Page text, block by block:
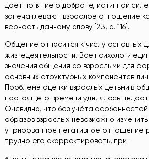
дает понятие о доброте, истинной
запечатлевают взрослое отношение
верность данному слову [23, с. 116].
Общение относится к числу основных
жизнедеятельности. Все психологи
значения общения со взрослыми для
основных структурных компонентов
Проблеме оценки взрослых детьми в
настоящего времени уделялось
Очевидно, что без учёта особенностей
образов взрослых невозможно
утрированное негативное отношение
трудно его скорректировать, при-